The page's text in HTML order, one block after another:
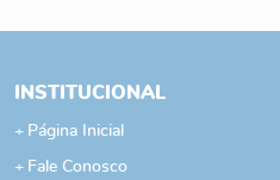
INSTITUCIONAL
Página Inicial
Fale Conosco